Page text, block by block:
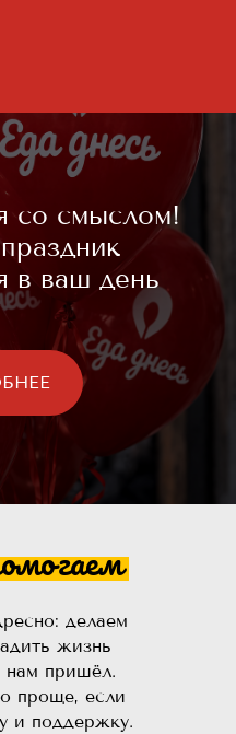
со смыслом!
в ваш день
делаем
жизнь
нам пришёл.
проще, если
и поддержку.